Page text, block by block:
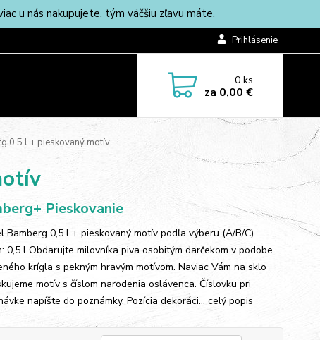
u nás nakupujete, tým väčšiu zľavu máte.
Prihlásenie
0ks
za 0,00 €
0,5 l + pieskovaný motív
Pieskovanie
Bamberg 0,5 l + pieskovaný motív podľa výberu (A/B/C)
0,5 l Obdarujte milovníka piva osobitým darčekom v podobe
krígla s pekným hravým motívom. Naviac Vám na sklo
motív s číslom narodenia oslávenca. Číslovku pri
napíšte do poznámky. Pozícia dekoráci... celý popis